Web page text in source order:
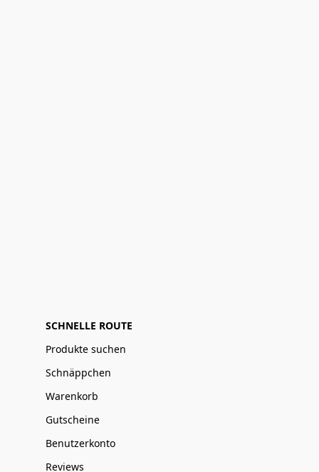
SCHNELLE ROUTE
Produkte suchen
Schnäppchen
Warenkorb
Gutscheine
Benutzerkonto
Reviews